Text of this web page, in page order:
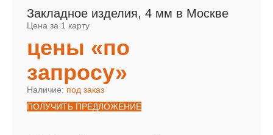
Закладное изделия, 4 мм в Москве
Цена за 1 карту
цены «по
запросу»
Наличие: под заказ
ПОЛУЧИТЬ ПРЕДЛОЖЕНИЕ